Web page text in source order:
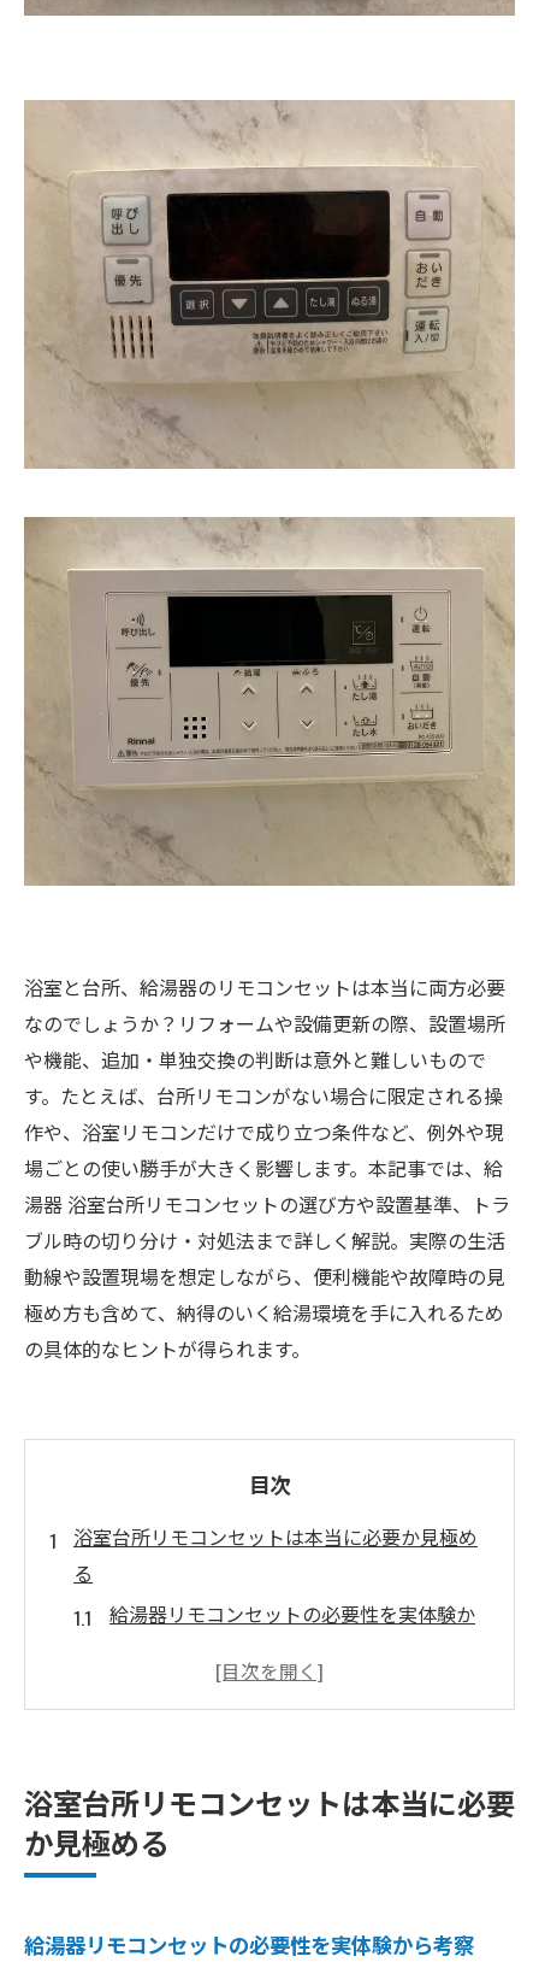
浴室と台所、給湯器のリモコンセットは本当に両方必要
なのでしょうか？リフォームや設備更新の際、設置場所
や機能、追加・単独交換の判断は意外と難しいもので
す。たとえば、台所リモコンがない場合に限定される操
作や、浴室リモコンだけで成り立つ条件など、例外や現
場ごとの使い勝手が大きく影響します。本記事では、給
湯器 浴室台所リモコンセットの選び方や設置基準、トラ
ブル時の切り分け・対処法まで詳しく解説。実際の生活
動線や設置現場を想定しながら、便利機能や故障時の見
極め方も含めて、納得のいく給湯環境を手に入れるため
の具体的なヒントが得られます。
目次
浴室台所リモコンセットは本当に必要か見極め
る
給湯器リモコンセットの必要性を実体験か
給湯器浴室リモコンのみ運用の利点と注意
い
給湯器リモコンの役割と生活動線の最適化
機能
浴室台所リモコンセットは本当に必要
か見極める
給湯器リモコンセットの必要性を実体験から考察